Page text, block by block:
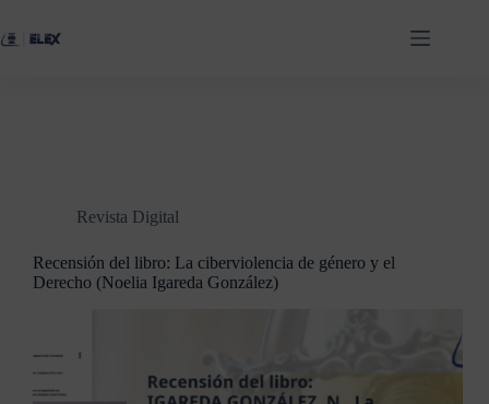
Revista Digital
Recensión del libro: La ciberviolencia de género y el
Derecho (Noelia Igareda González)